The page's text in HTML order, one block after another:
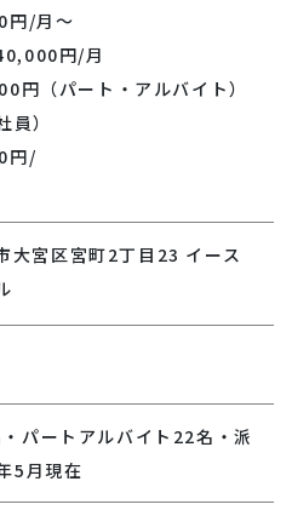
/月～
円/月
（パート・アルバイト）
）
円/
大宮区宮町2丁目23 イース
パートアルバイト22名・派
5月現在